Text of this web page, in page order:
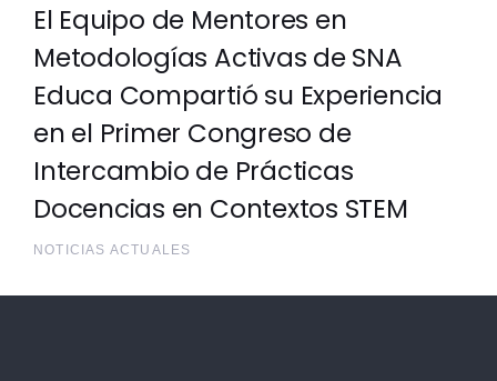
El Equipo de Mentores en
Metodologías Activas de SNA
Educa Compartió su Experiencia
en el Primer Congreso de
Intercambio de Prácticas
Docencias en Contextos STEM
NOTICIAS ACTUALES